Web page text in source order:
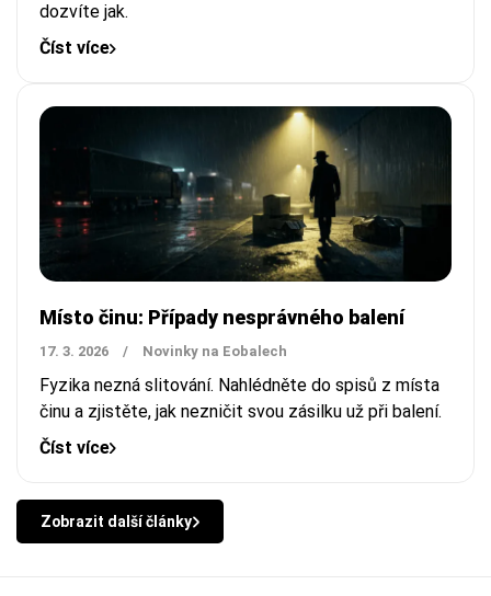
dozvíte jak.
Číst více
Místo činu: Případy nesprávného balení
17. 3. 2026 / Novinky na Eobalech
Fyzika nezná slitování. Nahlédněte do spisů z místa
činu a zjistěte, jak nezničit svou zásilku už při balení.
Číst více
Zobrazit další články